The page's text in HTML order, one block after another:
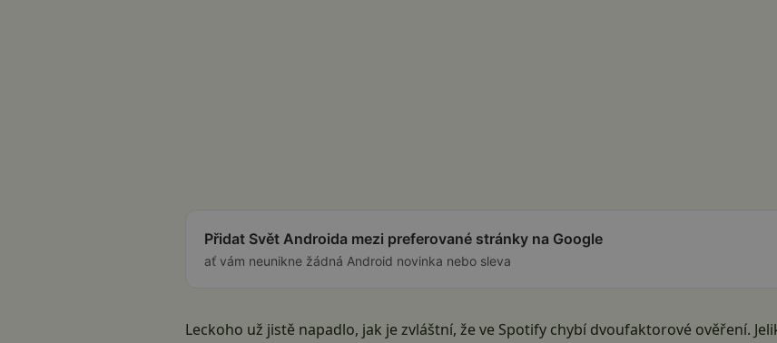
Přidat Svět Androida mezi preferované stránky na Google
ať vám neunikne žádná Android novinka nebo sleva
Leckoho už jistě napadlo, jak je zvláštní, že ve Spotify chybí dvoufaktorové ověření.